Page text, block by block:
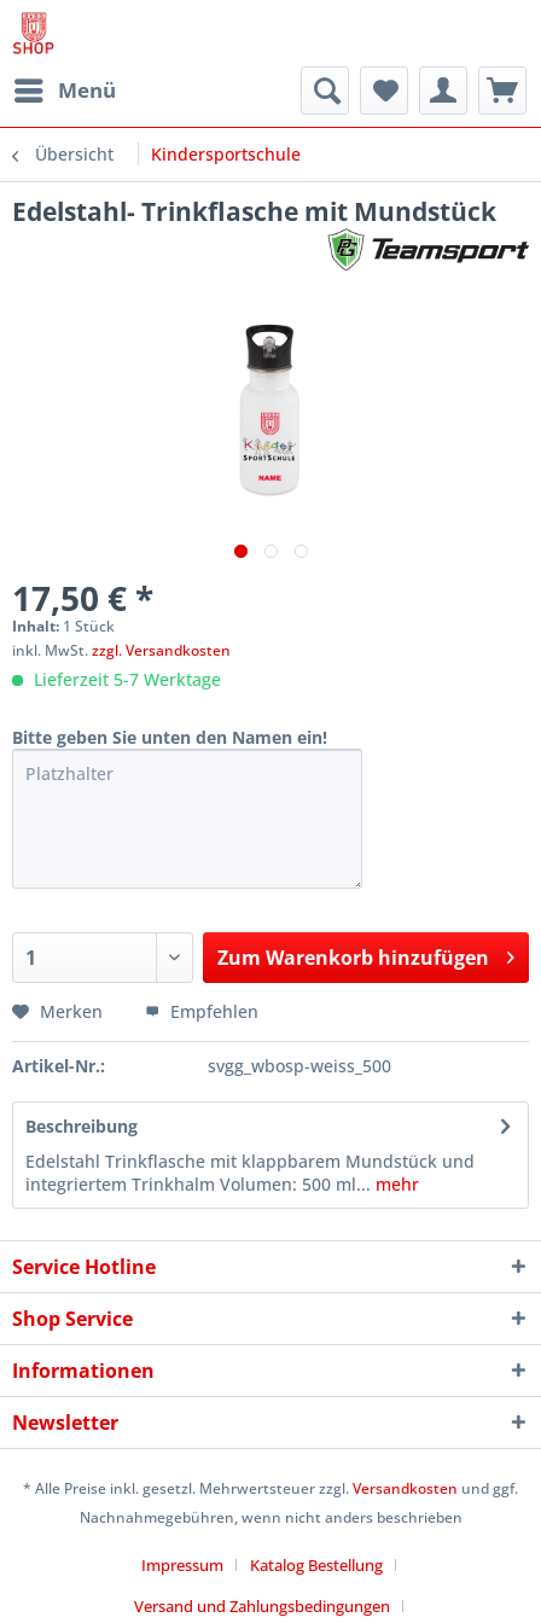
Menü
Übersicht Kindersportschule
Edelstahl- Trinkflasche mit Mundstück
17,50 € *
Inhalt: 1 Stück
inkl. MwSt.zzgl. Versandkosten
Lieferzeit 5-7 Werktage
Bitte geben Sie unten den Namen ein!
Zum Warenkorb hinzufügen
Merken Empfehlen
Artikel-Nr.: svgg_wbosp-weiss_500
Beschreibung
Edelstahl Trinkflasche mit klappbarem Mundstück und
integriertem Trinkhalm Volumen: 500 ml... mehr
Service Hotline
Shop Service
Informationen
Newsletter
* Alle Preise inkl. gesetzl. Mehrwertsteuer zzgl.Versandkosten und ggf.
Nachnahmegebühren, wenn nicht anders beschrieben
Impressum
Katalog Bestellung
Versand und Zahlungsbedingungen